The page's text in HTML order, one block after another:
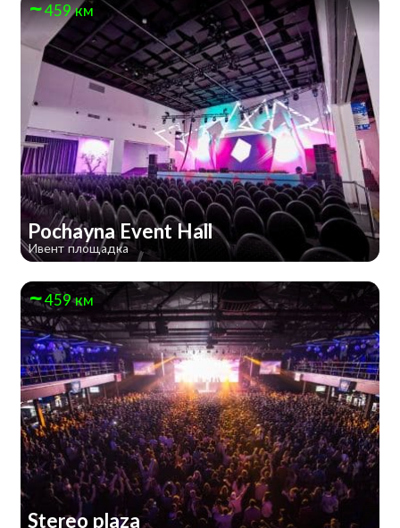
459 км
Pochayna Event Hall
Ивент площадка
459 км
Stereo plaza